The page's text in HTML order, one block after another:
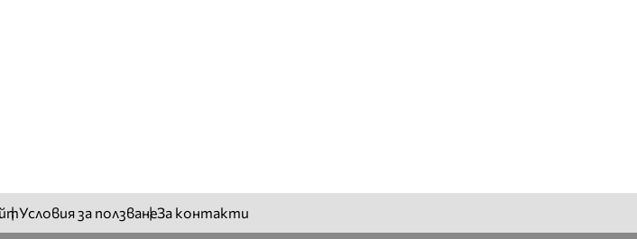
Условия за ползванеЗа контакти